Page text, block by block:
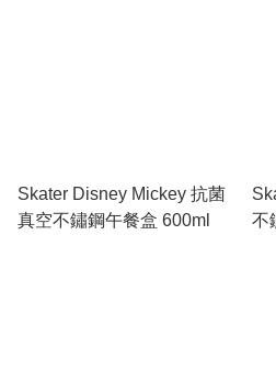
Skater Disney Mickey 抗菌
真空不鏽鋼午餐盒 600ml
不